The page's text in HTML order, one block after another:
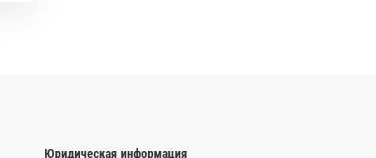
Юридическая информация